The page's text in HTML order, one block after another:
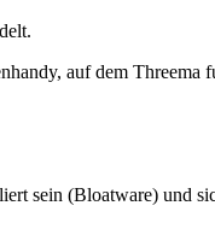
auf dem Threema
sein (Bloatware) und